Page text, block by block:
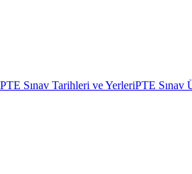
PTE Sınav Tarihleri ve YerleriPTE Sınav